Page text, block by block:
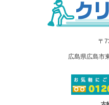
〒
広島県広島市